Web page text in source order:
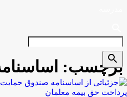
برچسب:
search